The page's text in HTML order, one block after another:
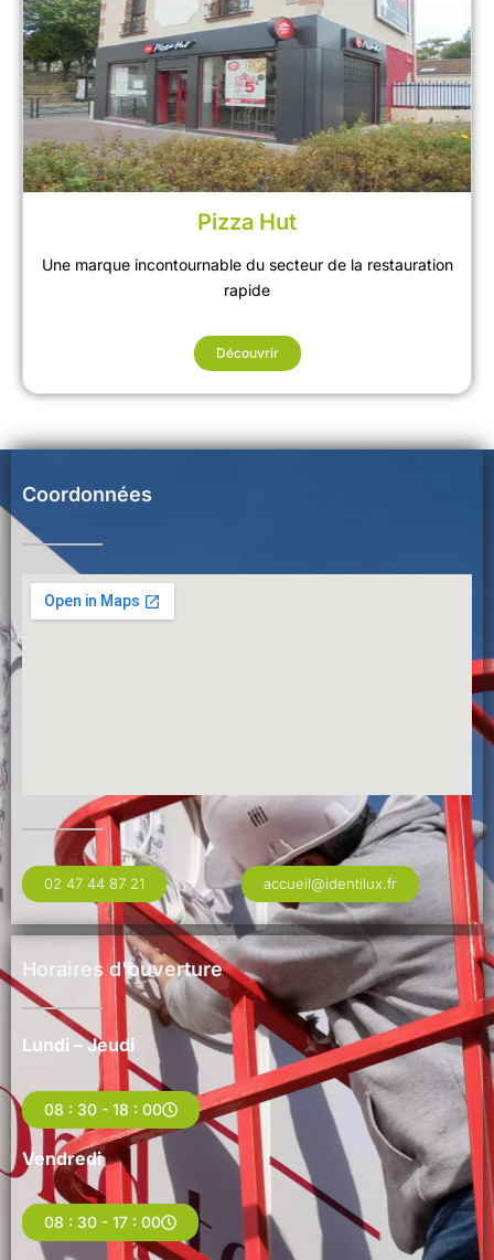
Pizza Hut
Une marque incontournable du secteur de la restauration
rapide
Découvrir
Coordonnées
02 47 44 87 21 accueil@identilux.fr
Horaires d'ouverture
Lundi – Jeudi
08 : 30 - 18 : 00
Vendredi
08 : 30 - 17 : 00